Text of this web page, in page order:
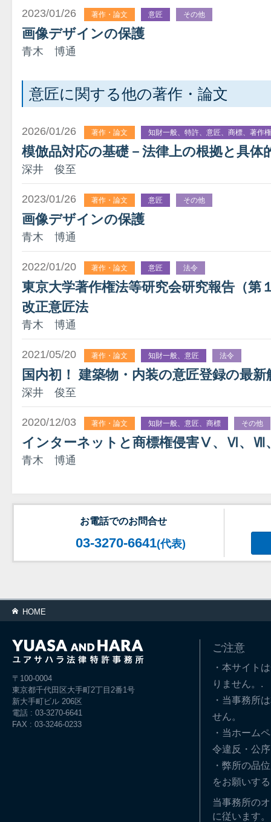
2023/01/26 著作・論文 意匠 その他
画像デザインの保護
青木 博通
意匠に関する他の著作・論文
2026/01/26 著作・論文 知財一般、特許、意匠、商標、著作
模倣品対応の基礎－法律上の根拠と具体
深井 俊至
2023/01/26 著作・論文 意匠 その他
画像デザインの保護
青木 博通
2022/01/20 著作・論文 意匠 法令
東京大学著作権法等研究会研究報告（第
改正意匠法
青木 博通
2021/05/20 著作・論文 知財一般、意匠 法令
国内初！ 建築物・内装の意匠登録の最新
深井 俊至
2020/12/03 著作・論文 知財一般、意匠、商標 その他
インターネットと商標権侵害Ⅴ、Ⅵ、
青木 博通
お電話でのお問合せ
03-3270-6641(代表)
HOME
〒100-0004
東京都千代田区大手町2丁目2番1号
新大手町ビル 206区
電話 : 03-3270-6641
FAX : 03-3246-0233
ご注意
・本サイト
りません。.
・当事務所
せん。
・当ホーム
令違反・公
・弊所の品
をお願いす
当事務所の
に従います。